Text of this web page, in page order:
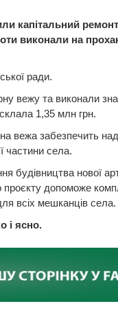
капітальний ремонт
виконали на
ради.
вежу та виконали
1,35 млн грн.
вежа забезпечить
частини села.
будівництва нової
проєкту допоможе
всіх мешканців села.
і ясно.